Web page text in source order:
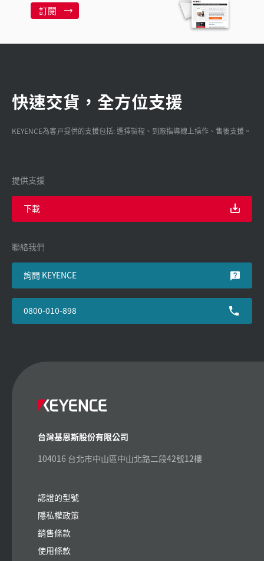
訂閱
快速交貨，全方位支援
KEYENCE為客戸提供的支援包括: 選擇製程、到廠指導線上操作、售後支援。
提供支援
下載
聯絡我們
詢問 KEYENCE
0800-010-898
台灣基恩斯股份有限公司
104016 台北市中山區中山北路二段42號12樓
認證的型號
隱私權政策
銷售條款
使用條款